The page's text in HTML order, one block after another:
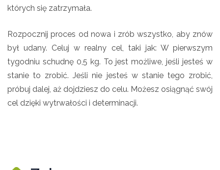
których się zatrzymała.
Rozpocznij proces od nowa i zrób wszystko, aby znów
był udany. Celuj w realny cel, taki jak: W pierwszym
tygodniu schudnę 0,5 kg. To jest możliwe, jeśli jesteś w
stanie to zrobić. Jeśli nie jesteś w stanie tego zrobić,
próbuj dalej, aż dojdziesz do celu. Możesz osiągnąć swój
cel dzięki wytrwałości i determinacji.